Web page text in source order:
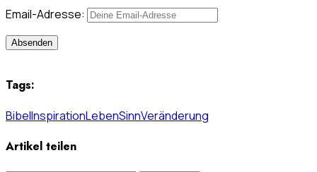
Email-Adresse:
Tags:
BibelInspirationLebenSinnVeränderung
Artikel teilen